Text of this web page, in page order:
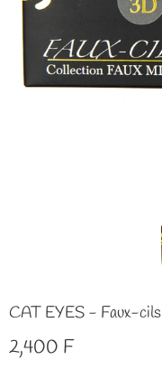
CAT EYES - Faux-cils
2,400 F